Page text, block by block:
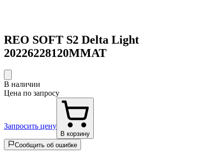
REO SOFT S2 Delta Light
20226228120MMAT
В наличии
Цена по запросу
Запросить цену
В корзину
Сообщить об ошибке